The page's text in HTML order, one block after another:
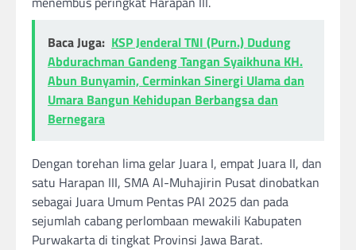
Baca Juga: KSP Jenderal TNI (Purn.) Dudung
Abdurachman Gandeng Tangan Syaikhuna KH.
Abun Bunyamin, Cerminkan Sinergi Ulama dan
Umara Bangun Kehidupan Berbangsa dan
Bernegara
Dengan torehan lima gelar Juara I, empat Juara II, dan
satu Harapan III, SMA Al-Muhajirin Pusat dinobatkan
sebagai Juara Umum Pentas PAI 2025 dan pada
sejumlah cabang perlombaan mewakili Kabupaten
Purwakarta di tingkat Provinsi Jawa Barat.